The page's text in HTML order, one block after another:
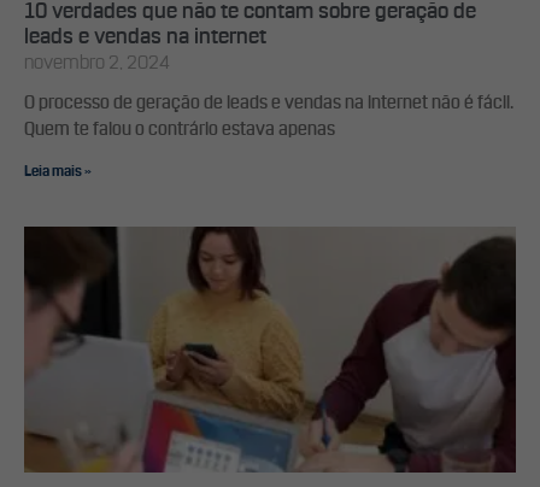
10 verdades que não te contam sobre geração de
leads e vendas na internet
novembro 2, 2024
O processo de geração de leads e vendas na internet não é fácil.
Quem te falou o contrário estava apenas
Leia mais »